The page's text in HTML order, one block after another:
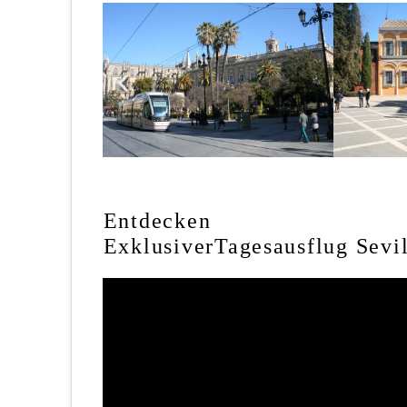
Entdecken
ExklusiverTagesausflug